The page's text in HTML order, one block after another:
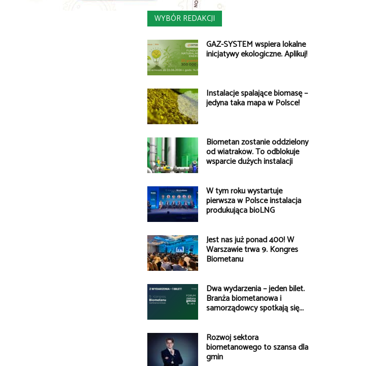
WYBÓR REDAKCJI
GAZ-SYSTEM wspiera lokalne
inicjatywy ekologiczne. Aplikuj!
Instalacje spalające biomasę –
jedyna taka mapa w Polsce!
Biometan zostanie oddzielony
od wiatraków. To odblokuje
wsparcie dużych instalacji
W tym roku wystartuje
pierwsza w Polsce instalacja
produkująca bioLNG
Jest nas już ponad 400! W
Warszawie trwa 9. Kongres
Biometanu
Dwa wydarzenia – jeden bilet.
Branża biometanowa i
samorządowcy spotkają się...
Rozwój sektora
biometanowego to szansa dla
gmin